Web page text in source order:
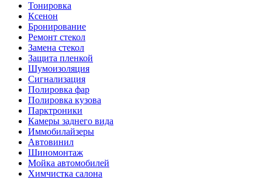
Тонировка
Ксенон
Бронирование
Ремонт стекол
Замена стекол
Защита пленкой
Шумоизоляция
Сигнализация
Полировка фар
Полировка кузова
Парктроники
Камеры заднего вида
Иммобилайзеры
Автовинил
Шиномонтаж
Мойка автомобилей
Химчистка салона